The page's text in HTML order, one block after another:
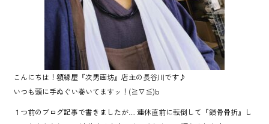
こんにちは！額縁屋『次男画坊』店主の長谷川です♪
いつも頭に手ぬぐい巻いてますッ！(≧∇≦)b
１つ前のブログ記事で書きましたが… 連休直前に転倒して『鎖骨骨折』し